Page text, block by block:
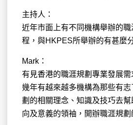
主持人：
近年市面上有不同機構舉辦的
程，與HKPES所舉辦的有甚麼
Mark：
有見香港的職涯規劃專業發展
幾年有越來越多機構為那些有
劃的相關理念、知識及技巧去
向及意義的領袖，開辦職涯規劃